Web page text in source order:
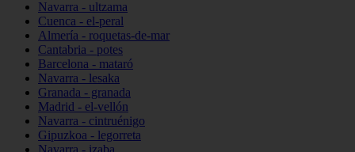
Navarra - ultzama
Cuenca - el-peral
Almería - roquetas-de-mar
Cantabria - potes
Barcelona - mataró
Navarra - lesaka
Granada - granada
Madrid - el-vellón
Navarra - cintruénigo
Gipuzkoa - legorreta
Navarra - izaba